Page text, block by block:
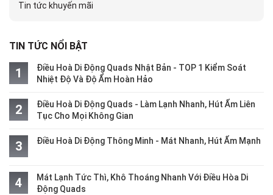
Tin tức khuyến mãi
TIN TỨC NỔI BẬT
Điều Hoà Di Động Quads Nhật Bản - TOP 1 Kiểm Soát
Nhiệt Độ Và Độ Ẩm Hoàn Hảo
Điều Hoà Di Động Quads - Làm Lạnh Nhanh, Hút Ẩm Liên
Tục Cho Mọi Không Gian
Điều Hoà Di Động Thông Minh - Mát Nhanh, Hút Ẩm Mạnh
Mát Lạnh Tức Thì, Khô Thoáng Nhanh Với Điều Hòa Di
Động Quads